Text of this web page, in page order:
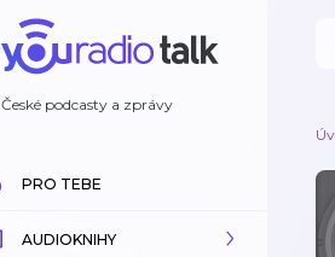
České podcasty a zprávy
PRO TEBE
AUDIOKNIHY